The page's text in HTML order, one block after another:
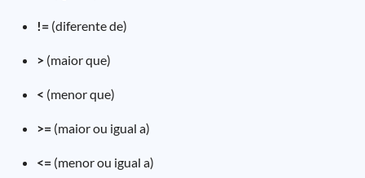
!= (diferente de)
> (maior que)
< (menor que)
>= (maior ou igual a)
<= (menor ou igual a)